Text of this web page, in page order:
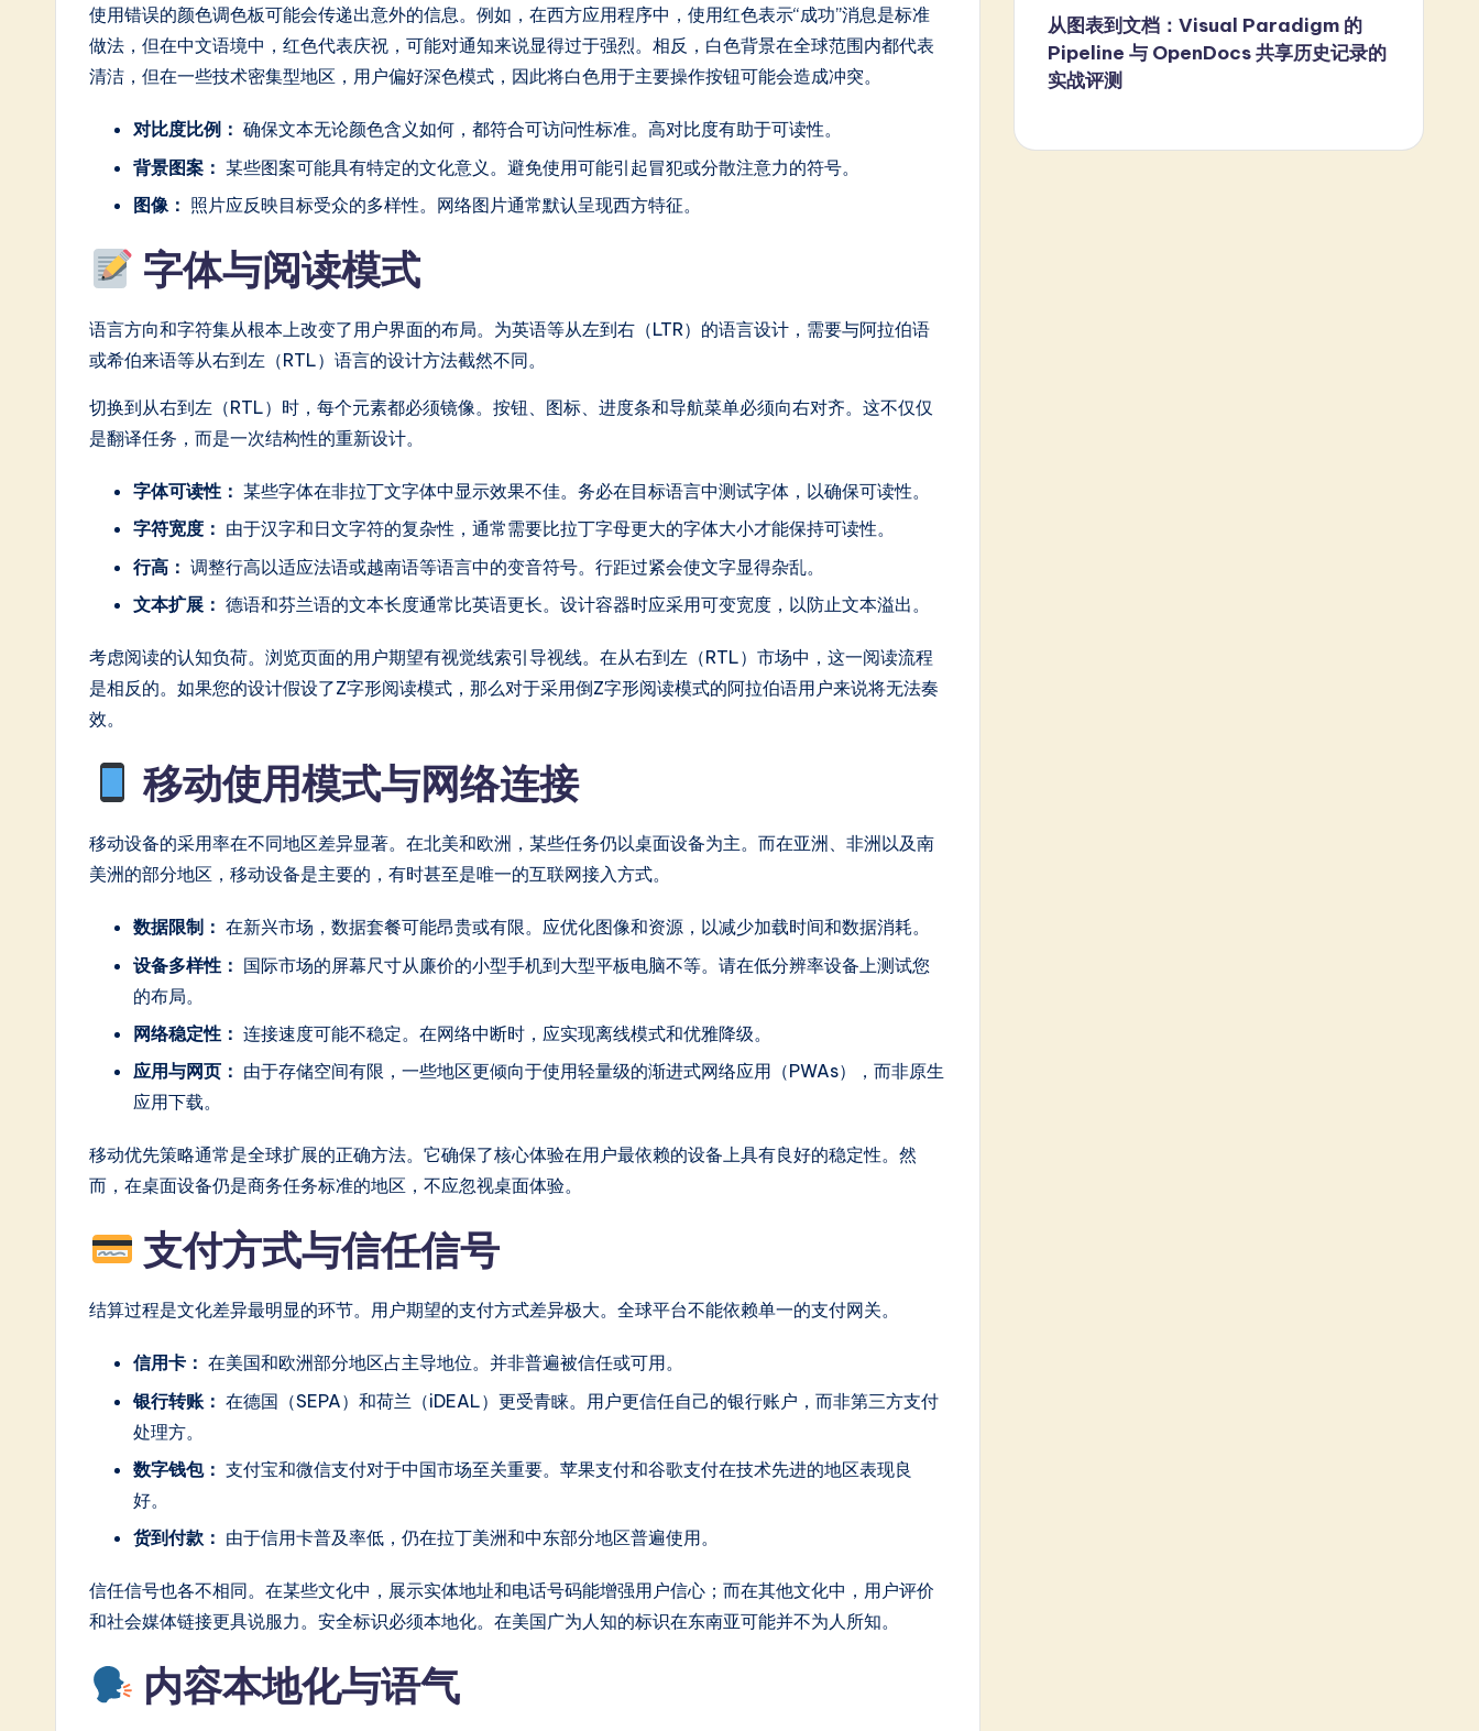
ti使用错误的颜色调色板可能会传递出意外的信息。例如，在西方应用程序中，使用红色表示“成功”消息是标准
做法，但在中文语境中，红色代表庆祝，可能对通知来说显得过于强烈。相反，白色背景在全球范围内都代表
清洁，但在一些技术密集型地区，用户偏好深色模式，因此将白色用于主要操作按钮可能会造成冲突。
对比度比例： 确保文本无论颜色含义如何，都符合可访问性标准。高对比度有助于可读性。
背景图案： 某些图案可能具有特定的文化意义。避免使用可能引起冒犯或分散注意力的符号。
图像： 照片应反映目标受众的多样性。网络图片通常默认呈现西方特征。
字体与阅读模式
语言方向和字符集从根本上改变了用户界面的布局。为英语等从左到右（LTR）的语言设计，需要与阿拉伯语
或希伯来语等从右到左（RTL）语言的设计方法截然不同。
切换到从右到左（RTL）时，每个元素都必须镜像。按钮、图标、进度条和导航菜单必须向右对齐。这不仅仅
是翻译任务，而是一次结构性的重新设计。
字体可读性： 某些字体在非拉丁文字体中显示效果不佳。务必在目标语言中测试字体，以确保可读性。
字符宽度： 由于汉字和日文字符的复杂性，通常需要比拉丁字母更大的字体大小才能保持可读性。
行高： 调整行高以适应法语或越南语等语言中的变音符号。行距过紧会使文字显得杂乱。
文本扩展： 德语和芬兰语的文本长度通常比英语更长。设计容器时应采用可变宽度，以防止文本溢出。
考虑阅读的认知负荷。浏览页面的用户期望有视觉线索引导视线。在从右到左（RTL）市场中，这一阅读流程
是相反的。如果您的设计假设了Z字形阅读模式，那么对于采用倒Z字形阅读模式的阿拉伯语用户来说将无法奏
效。
移动使用模式与网络连接
移动设备的采用率在不同地区差异显著。在北美和欧洲，某些任务仍以桌面设备为主。而在亚洲、非洲以及南
美洲的部分地区，移动设备是主要的，有时甚至是唯一的互联网接入方式。
数据限制： 在新兴市场，数据套餐可能昂贵或有限。应优化图像和资源，以减少加载时间和数据消耗。
设备多样性： 国际市场的屏幕尺寸从廉价的小型手机到大型平板电脑不等。请在低分辨率设备上测试您
的布局。
网络稳定性： 连接速度可能不稳定。在网络中断时，应实现离线模式和优雅降级。
应用与网页： 由于存储空间有限，一些地区更倾向于使用轻量级的渐进式网络应用（PWAs），而非原生
应用下载。
移动优先策略通常是全球扩展的正确方法。它确保了核心体验在用户最依赖的设备上具有良好的稳定性。然
而，在桌面设备仍是商务任务标准的地区，不应忽视桌面体验。
支付方式与信任信号
结算过程是文化差异最明显的环节。用户期望的支付方式差异极大。全球平台不能依赖单一的支付网关。
信用卡： 在美国和欧洲部分地区占主导地位。并非普遍被信任或可用。
银行转账： 在德国（SEPA）和荷兰（iDEAL）更受青睐。用户更信任自己的银行账户，而非第三方支付
处理方。
数字钱包： 支付宝和微信支付对于中国市场至关重要。苹果支付和谷歌支付在技术先进的地区表现良
好。
货到付款： 由于信用卡普及率低，仍在拉丁美洲和中东部分地区普遍使用。
信任信号也各不相同。在某些文化中，展示实体地址和电话号码能增强用户信心；而在其他文化中，用户评价
和社会媒体链接更具说服力。安全标识必须本地化。在美国广为人知的标识在东南亚可能并不为人所知。
内容本地化与语气
从图表到文档：Visual Paradigm 的
Pipeline 与 OpenDocs 共享历史记录的
实战评测